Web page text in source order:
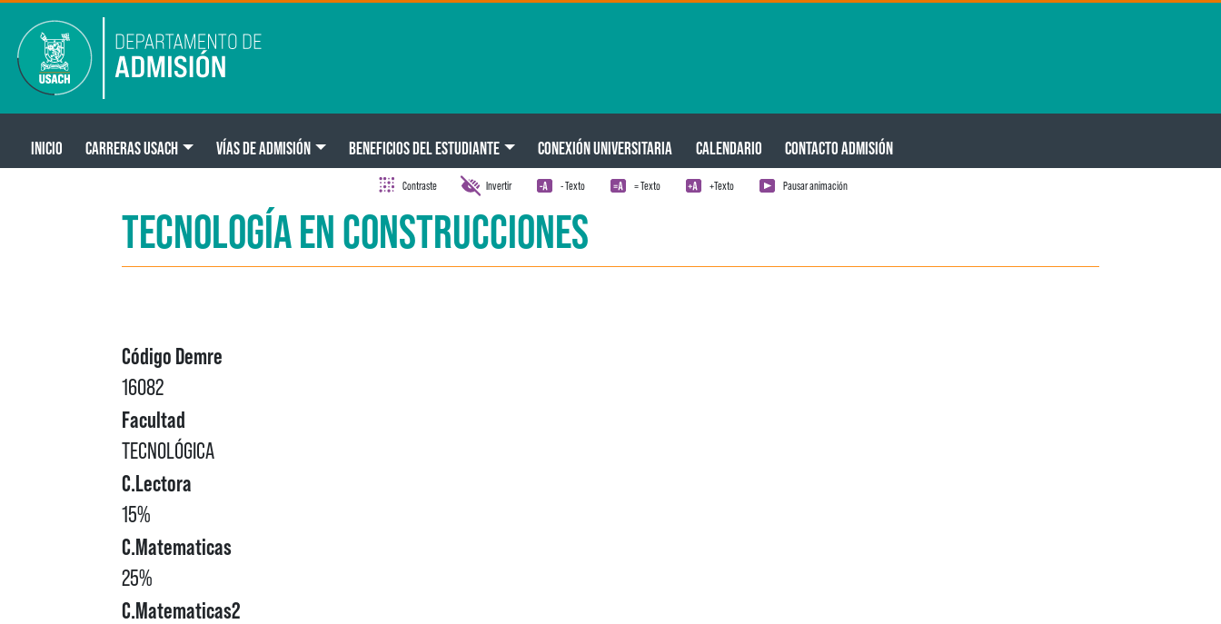
Main navigation
INICIO CARRERAS USACH VÍAS DE ADMISIÓN BENEFICIOS DEL ESTUDIANTE CONEXIÓN UNIVERSITARIA CALENDARIO CONTACTO ADMISIÓN
Contraste Invertir - Texto = Texto +Texto Pausar animación
TECNOLOGÍA EN CONSTRUCCIONES
Código Demre
16082
Facultad
TECNOLÓGICA
C.Lectora
15%
C.Matematicas
25%
C.Matematicas2